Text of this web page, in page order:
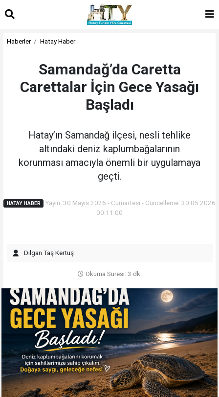
Haberler Hatay Haber
Samandağ’da Caretta
Carettalar İçin Gece Yasağı
Başladı
Hatay’ın Samandağ ilçesi, nesli tehlike
altındaki deniz kaplumbağalarının
korunması amacıyla önemli bir uygulamaya
geçti.
HATAY HABER
Yayın: 30 Mayıs 2026 - Cumartesi - Güncelleme: 30.05.2026
00:11:00
Dilgan Taş Kertuş
Okuma Süresi: 3 dk.